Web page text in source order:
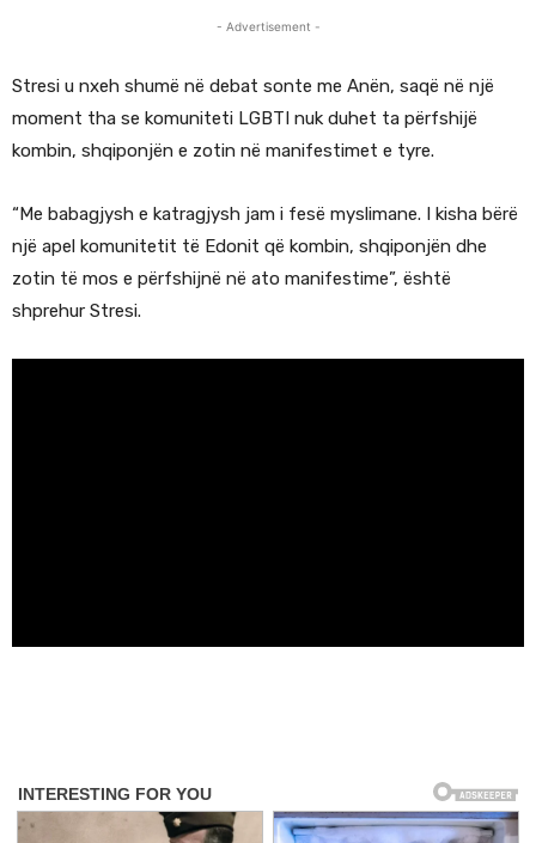
- Advertisement -
Stresi u nxeh shumë në debat sonte me Anën, saqë në një
moment tha se komuniteti LGBTI nuk duhet ta përfshijë
kombin, shqiponjën e zotin në manifestimet e tyre.
“Me babagjysh e katragjysh jam i fesë myslimane. I kisha bërë
një apel komunitetit të Edonit që kombin, shqiponjën dhe
zotin të mos e përfshijnë në ato manifestime”, është
shprehur Stresi.